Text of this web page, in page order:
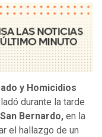
y Homicidios
durante la tarde
San Bernardo, en la
el hallazgo de un